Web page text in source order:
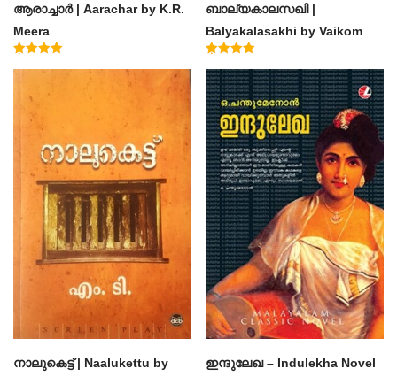
ആരാച്ചാര്‍ | Aarachar by K.R.
Meera
ബാല്യകാലസഖി |
Balyakalasakhi by Vaikom
Muhammad Basheer
4.60
out of 5
നാലുകെട്ട് | Naalukettu by
ഇന്ദുലേഖ – Indulekha Novel